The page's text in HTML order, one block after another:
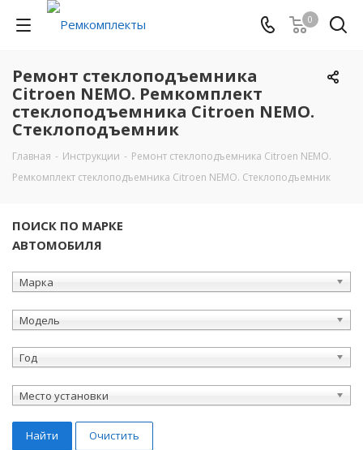
0
Ремонт стеклоподъемника
Citroen NEMO. Ремкомплект
стеклоподъемника Citroen NEMO.
Стеклоподъемник
Главная - Инструкции - Ремонт стеклоподъемника Citroen NEMO.
Ремкомплект стеклоподъемника Citroen NEMO. Стеклоподъемник
ПОИСК ПО МАРКЕ
АВТОМОБИЛЯ
Марка
Модель
Год
Место установки
Найти Очистить